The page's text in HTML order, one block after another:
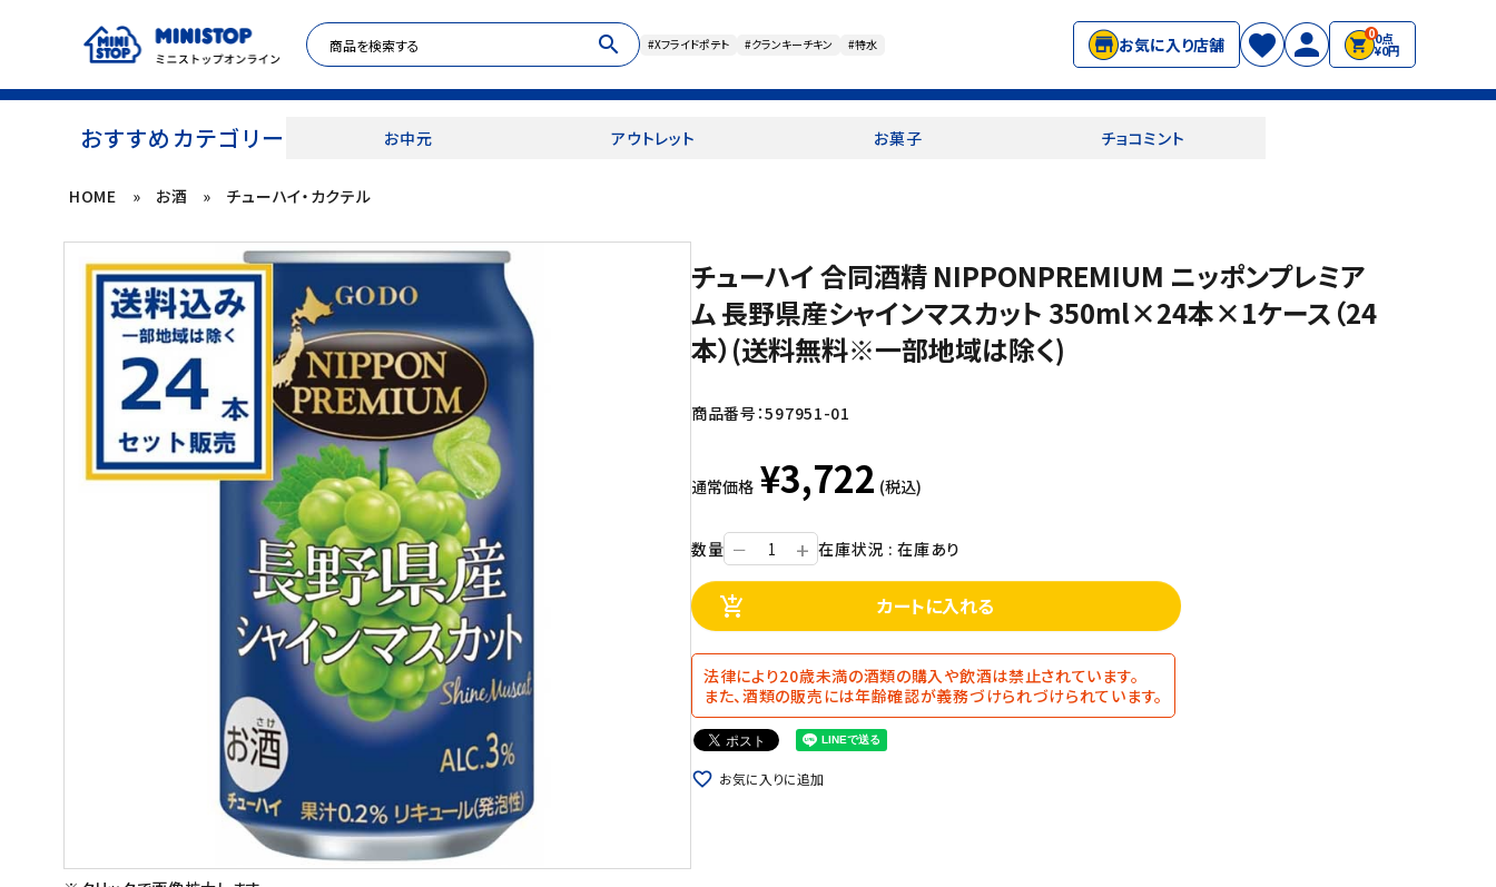
search #Xフライドポテト #クランキーチキン #特水 お気に入り店舗
00点
¥0円
おすすめカテゴリー お中元 アウトレット お菓子 チョコミント
ACCOUNT MENU
ログイン person 新規登録
カテゴリから探す
冷凍食品
HOME » お酒 » チューハイ・カクテル
チューハイ 合同酒精 NIPPONPREMIUM ニッポンプレミア
ム 長野県産シャインマスカット 350ml×24本×1ケース（24
本）(送料無料※一部地域は除く)
商品番号：597951-01
通常価格 ¥3,722 (税込)
数量 ー + 在庫状況 : 在庫あり
add_shopping_cart カートに入れる
法律により20歳未満の酒類の購入や飲酒は禁止されています。
また、酒類の販売には年齢確認が義務づけられづけられています。
favorite_border お気に入りに追加